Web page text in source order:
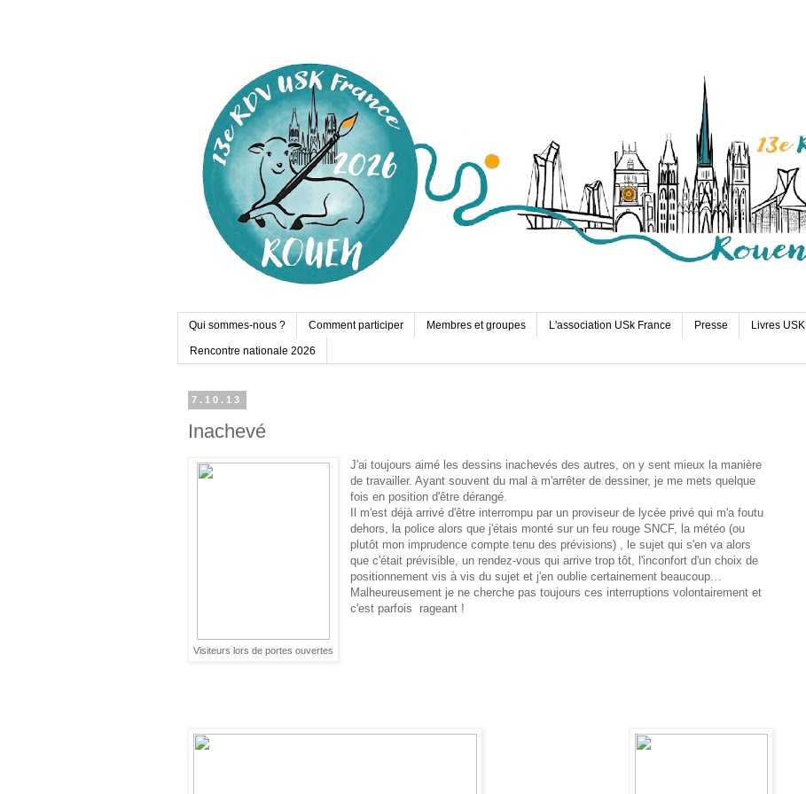
Qui sommes-nous ? Comment participer Membres et groupes L'association USk France Presse Livres USK
Rencontre nationale 2026
7.10.13
Inachevé
Visiteurs lors de portes ouvertes
J'ai toujours aimé les dessins inachevés des autres, on y sent mieux la manière
de travailler. Ayant souvent du mal à m'arrêter de dessiner, je me mets quelque
fois en position d'être dérangé.
Il m'est déjà arrivé d'être interrompu par un proviseur de lycée privé qui m'a foutu
dehors, la police alors que j'étais monté sur un feu rouge SNCF, la météo (ou
plutôt mon imprudence compte tenu des prévisions) , le sujet qui s'en va alors
que c'était prévisible, un rendez-vous qui arrive trop tôt, l'inconfort d'un choix de
positionnement vis à vis du sujet et j'en oublie certainement beaucoup…
Malheureusement je ne cherche pas toujours ces interruptions volontairement et
c'est parfois rageant !